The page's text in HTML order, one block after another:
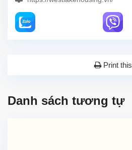
Print this
Danh sách tương tự